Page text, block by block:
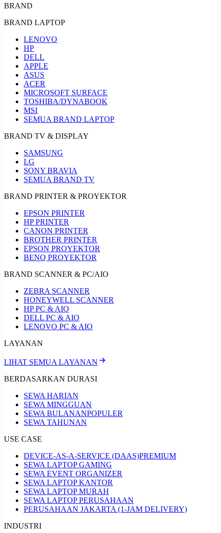
BRAND
BRAND LAPTOP
LENOVO
HP
DELL
APPLE
ASUS
ACER
MICROSOFT SURFACE
TOSHIBA/DYNABOOK
MSI
SEMUA BRAND LAPTOP
BRAND TV & DISPLAY
SAMSUNG
LG
SONY BRAVIA
SEMUA BRAND TV
BRAND PRINTER & PROYEKTOR
EPSON PRINTER
HP PRINTER
CANON PRINTER
BROTHER PRINTER
EPSON PROYEKTOR
BENQ PROYEKTOR
BRAND SCANNER & PC/AIO
ZEBRA SCANNER
HONEYWELL SCANNER
HP PC & AIO
DELL PC & AIO
LENOVO PC & AIO
LAYANAN
LIHAT SEMUA LAYANAN
BERDASARKAN DURASI
SEWA HARIAN
SEWA MINGGUAN
SEWA BULANANPOPULER
SEWA TAHUNAN
USE CASE
DEVICE-AS-A-SERVICE (DAAS)PREMIUM
SEWA LAPTOP GAMING
SEWA EVENT ORGANIZER
SEWA LAPTOP KANTOR
SEWA LAPTOP MURAH
SEWA LAPTOP PERUSAHAAN
PERUSAHAAN JAKARTA (1-JAM DELIVERY)
INDUSTRI